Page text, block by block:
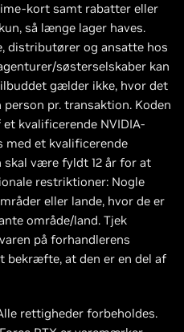
kort samt rabatter eller
så længe lager haves.
distributører og ansatte hos
søsterselskaber kan
gælder ikke, hvor det
pr. transaktion. Koden
kvalificerende NVIDIA-
med et kvalificerende
være fyldt 12 år for at
restriktioner: Nogle
eller lande, hvor de er
område/land. Tjek
på forhandlerens
bekræfte, at den er en del af
rettigheder forbeholdes.